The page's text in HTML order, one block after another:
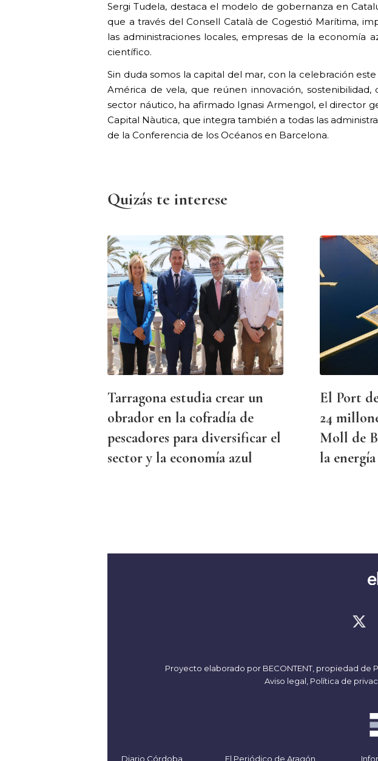
Sergi Tudela, destaca el modelo de gobernanza en
que a través del Consell Català de Cogestió Marítima,
las administraciones locales, empresas de la economía
científico.
Sin duda somos la capital del mar, con la celebración
América de vela, que reúnen innovación, sostenibilidad,
sector náutico, ha afirmado Ignasi Armengol, el director
Capital Nàutica, que integra también a todas las
de la Conferencia de los Océanos en Barcelona.
Quizás te interese
Tarragona estudia crear un
obrador en la cofradía de
pescadores para diversificar el
sector y la economía azul
El Port
24
Moll de
la
Proyecto elaborado por BECONTENT, propiedad de
Aviso legal, Política de
Diario Córdoba El Periódico de Aragón